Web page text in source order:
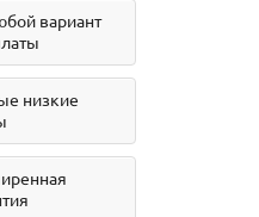
вариант
низкие